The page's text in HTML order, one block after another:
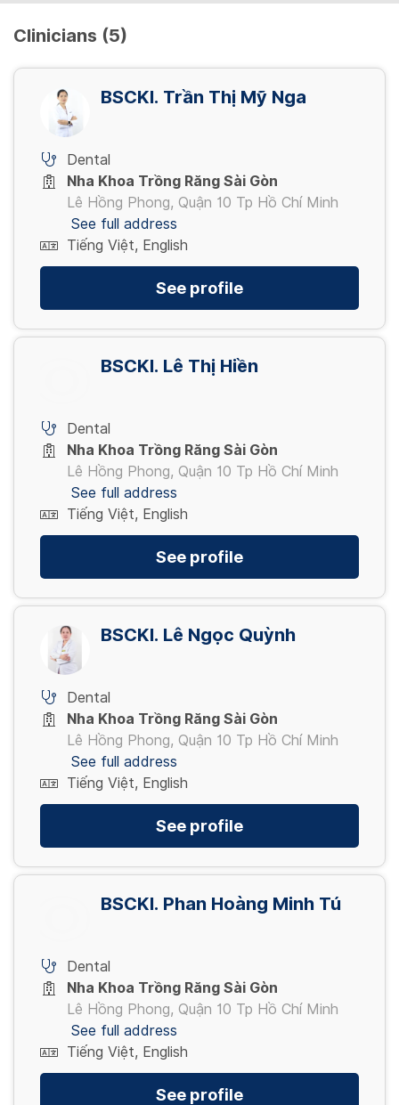
Clinicians (5)
BSCKI. Trần Thị Mỹ Nga
Dental
Nha Khoa Trồng Răng Sài Gòn
Lê Hồng Phong, Quận 10 Tp Hồ Chí Minh
See full address
Tiếng Việt, English
See profile
BSCKI. Lê Thị Hiền
Dental
Nha Khoa Trồng Răng Sài Gòn
Lê Hồng Phong, Quận 10 Tp Hồ Chí Minh
See full address
Tiếng Việt, English
See profile
BSCKI. Lê Ngọc Quỳnh
Dental
Nha Khoa Trồng Răng Sài Gòn
Lê Hồng Phong, Quận 10 Tp Hồ Chí Minh
See full address
Tiếng Việt, English
See profile
BSCKI. Phan Hoàng Minh Tú
Dental
Nha Khoa Trồng Răng Sài Gòn
Lê Hồng Phong, Quận 10 Tp Hồ Chí Minh
See full address
Tiếng Việt, English
See profile